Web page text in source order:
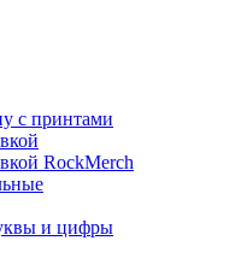
с принтами
RockMerch
и цифры